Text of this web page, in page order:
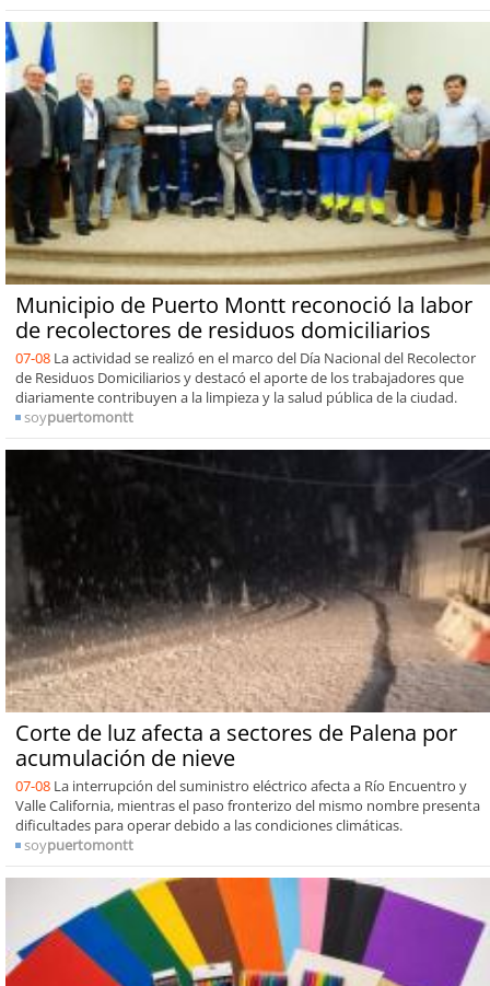
Municipio de Puerto Montt reconoció la labor
de recolectores de residuos domiciliarios
07-08 La actividad se realizó en el marco del Día Nacional del Recolector
de Residuos Domiciliarios y destacó el aporte de los trabajadores que
diariamente contribuyen a la limpieza y la salud pública de la ciudad.
soypuertomontt
Corte de luz afecta a sectores de Palena por
acumulación de nieve
07-08 La interrupción del suministro eléctrico afecta a Río Encuentro y
Valle California, mientras el paso fronterizo del mismo nombre presenta
dificultades para operar debido a las condiciones climáticas.
soypuertomontt